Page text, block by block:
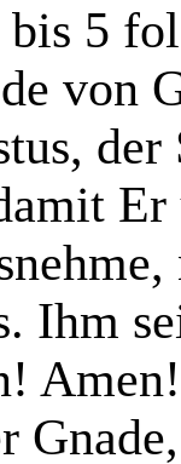
5
von
Ihm